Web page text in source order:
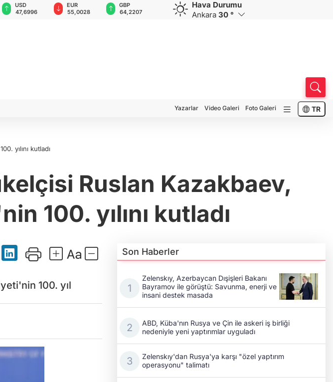
USD
47,6996
EUR
55,0028
GBP
64,2207
CHF
58,7361
CAD
34,0120
Hava Durumu
Ankara 30 °
Yazarlar Video Galeri Foto Galeri TR
yılını kutladı
Ruslan Kazakbaev,
100. yılını kutladı
100. yıl
Son Haberler
Zelenskıy, Azerbaycan Dışişleri Bakanı
Bayramov ile görüştü: Savunma, enerji ve
insani destek masada
ABD, Küba'nın Rusya ve Çin ile askeri iş birliği
nedeniyle yeni yaptırımlar uyguladı
Zelenskıy'dan Rusya'ya karşı "özel yaptırım
operasyonu" talimatı